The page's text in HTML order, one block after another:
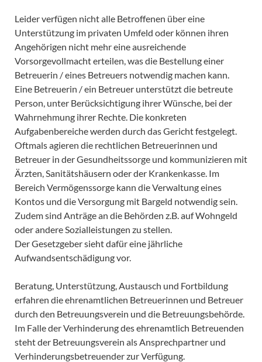
Leider verfügen nicht alle Betroffenen über eine
Unterstützung im privaten Umfeld oder können ihren
Angehörigen nicht mehr eine ausreichende
Vorsorgevollmacht erteilen, was die Bestellung einer
Betreuerin / eines Betreuers notwendig machen kann.
Eine Betreuerin / ein Betreuer unterstützt die betreute
Person, unter Berücksichtigung ihrer Wünsche, bei der
Wahrnehmung ihrer Rechte. Die konkreten
Aufgabenbereiche werden durch das Gericht festgelegt.
Oftmals agieren die rechtlichen Betreuerinnen und
Betreuer in der Gesundheitssorge und kommunizieren mit
Ärzten, Sanitätshäusern oder der Krankenkasse. Im
Bereich Vermögenssorge kann die Verwaltung eines
Kontos und die Versorgung mit Bargeld notwendig sein.
Zudem sind Anträge an die Behörden z.B. auf Wohngeld
oder andere Sozialleistungen zu stellen.
Der Gesetzgeber sieht dafür eine jährliche
Aufwandsentschädigung vor.
Beratung, Unterstützung, Austausch und Fortbildung
erfahren die ehrenamtlichen Betreuerinnen und Betreuer
durch den Betreuungsverein und die Betreuungsbehörde.
Im Falle der Verhinderung des ehrenamtlich Betreuenden
steht der Betreuungsverein als Ansprechpartner und
Verhinderungsbetreuender zur Verfügung.